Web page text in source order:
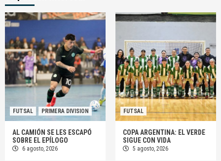
FUTSAL PRIMERA DIVISION
AL CAMIÓN SE LES ESCAPÓ
SOBRE EL EPÍLOGO
6 agosto, 2026
FUTSAL
COPA ARGENTINA: EL VERDE
SIGUE CON VIDA
5 agosto, 2026